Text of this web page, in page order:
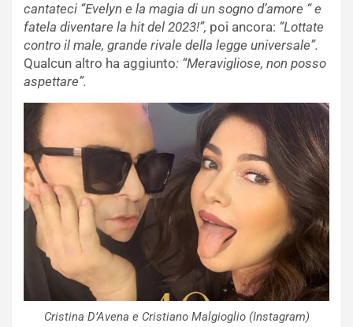
cantateci “Evelyn e la magia di un sogno d’amore “ e
fatela diventare la hit del 2023!”, poi ancora: “Lottate
contro il male, grande rivale della legge universale”.
Qualcun altro ha aggiunto: “Meravigliose, non posso
aspettare”.
Cristina D’Avena e Cristiano Malgioglio (Instagram)